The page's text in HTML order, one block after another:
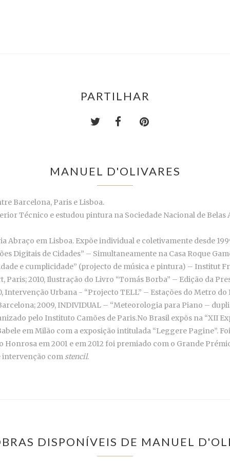
PARTILHAR
MANUEL D'OLIVARES
Barcelona, Paris e Lisboa.
Técnico e estudou pintura na Sociedade Nacional de
Abraço em Lisboa. Expõe individual e coletivamente desde
Digitais de Cidades” – Simultaneamente na Casa Roque
e cumplicidade” (projecto de música e pintura) – Institut
Paris; 2010, Ilustração do Livro “Tomás Borba” – Edição da
Intervenção Urbana - “Projecto TELL” – Estações do Metro
2009, INDIVIDUAL – “Meteorologia para Piano –
pelo Instituto Camões de Paris.No Brasil expõs na “XII
em Milão com a exposição intitulada “Leggere Pagine”.
em 2001 e em 2012 foi premiado com o Grande
intervenção com stencil.
DISPONÍVEIS DE MANUEL